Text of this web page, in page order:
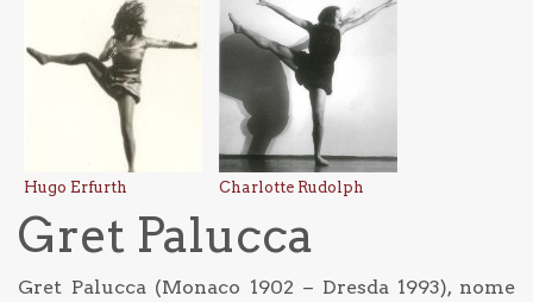
Hugo Erfurth Charlotte Rudolph
Gret Palucca
Gret Palucca (Monaco 1902 – Dresda 1993), nome